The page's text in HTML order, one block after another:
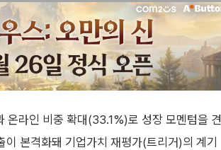
온라인 비중 확대(33.1%)로 성장 모멘텀을 견
본격화돼 기업가치 재평가(트리거)의 계기